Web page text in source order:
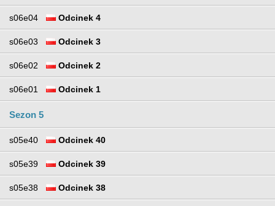
s06e04 Odcinek 4
s06e03 Odcinek 3
s06e02 Odcinek 2
s06e01 Odcinek 1
Sezon 5
s05e40 Odcinek 40
s05e39 Odcinek 39
s05e38 Odcinek 38